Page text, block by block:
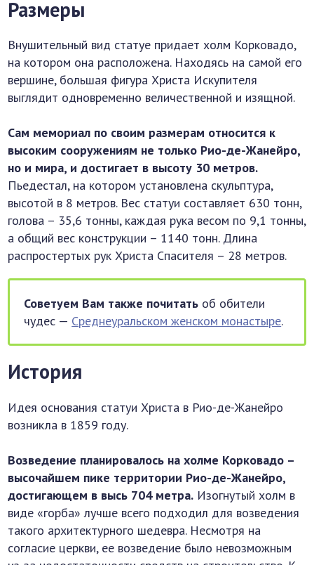
Размеры
Внушительный вид статуе придает холм Корковадо,
на котором она расположена. Находясь на самой его
вершине, большая фигура Христа Искупителя
выглядит одновременно величественной и изящной.
Сам мемориал по своим размерам относится к
высоким сооружениям не только Рио-де-Жанейро,
но и мира, и достигает в высоту 30 метров.
Пьедестал, на котором установлена скульптура,
высотой в 8 метров. Вес статуи составляет 630 тонн,
голова – 35,6 тонны, каждая рука весом по 9,1 тонны,
а общий вес конструкции – 1140 тонн. Длина
распростертых рук Христа Спасителя – 28 метров.
Советуем Вам также почитать об обители
чудес — Среднеуральском женском монастыре.
История
Идея основания статуи Христа в Рио-де-Жанейро
возникла в 1859 году.
Возведение планировалось на холме Корковадо –
высочайшем пике территории Рио-де-Жанейро,
достигающем в высь 704 метра. Изогнутый холм в
виде «горба» лучше всего подходил для возведения
такого архитектурного шедевра. Несмотря на
согласие церкви, ее возведение было невозможным